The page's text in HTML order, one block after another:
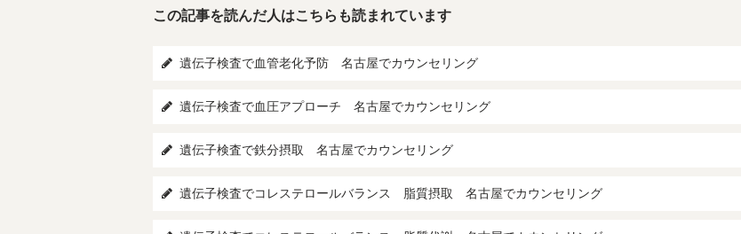
この記事を読んだ人はこちらも読まれています
遺伝子検査で血管老化予防 名古屋でカウンセリング
遺伝子検査で血圧アプローチ 名古屋でカウンセリング
遺伝子検査で鉄分摂取 名古屋でカウンセリング
遺伝子検査でコレステロールバランス 脂質摂取 名古屋でカウンセリング